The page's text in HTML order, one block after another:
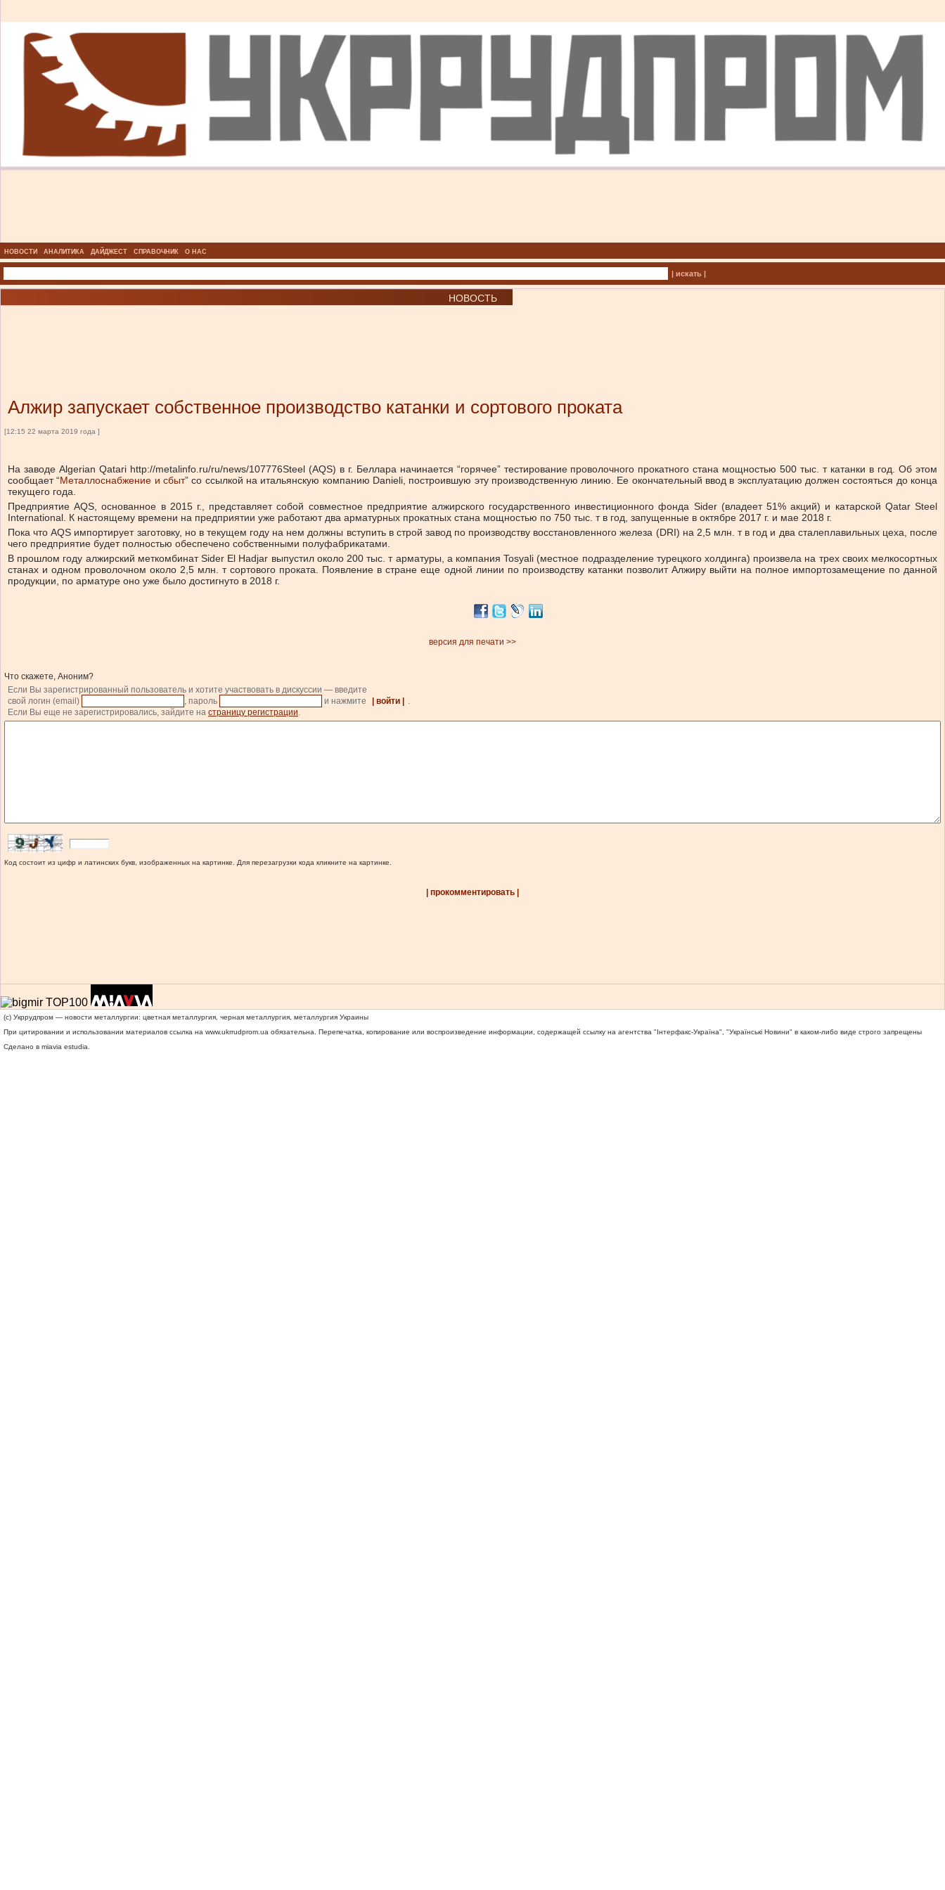
НОВОСТИ АНАЛИТИКА ДАЙДЖЕСТ СПРАВОЧНИК О НАС
| искать |
НОВОСТЬ
Алжир запускает собственное производство катанки и сортового проката
[12:15 22 марта 2019 года ]
На заводе Algerian Qatari http://metalinfo.ru/ru/news/107776Steel (AQS) в г. Беллара начинается “горячее” тестирование проволочного прокатного стана мощностью 500 тыс. т катанки в год. Об этом
сообщает “Металлоснабжение и сбыт” со ссылкой на итальянскую компанию Danieli, построившую эту производственную линию. Ее окончательный ввод в эксплуатацию должен состояться до конца
текущего года.
Предприятие AQS, основанное в 2015 г., представляет собой совместное предприятие алжирского государственного инвестиционного фонда Sider (владеет 51% акций) и катарской Qatar Steel
International. К настоящему времени на предприятии уже работают два арматурных прокатных стана мощностью по 750 тыс. т в год, запущенные в октябре 2017 г. и мае 2018 г.
Пока что AQS импортирует заготовку, но в текущем году на нем должны вступить в строй завод по производству восстановленного железа (DRI) на 2,5 млн. т в год и два сталеплавильных цеха, после
чего предприятие будет полностью обеспечено собственными полуфабрикатами.
В прошлом году алжирский меткомбинат Sider El Hadjar выпустил около 200 тыс. т арматуры, а компания Tosyali (местное подразделение турецкого холдинга) произвела на трех своих мелкосортных
станах и одном проволочном около 2,5 млн. т сортового проката. Появление в стране еще одной линии по производству катанки позволит Алжиру выйти на полное импортозамещение по данной
продукции, по арматуре оно уже было достигнуто в 2018 г.
версия для печати >>
Что скажете, Аноним?
Если Вы зарегистрированный пользователь и хотите участвовать в дискуссии — введите
свой логин (email)
, пароль и нажмите | войти |
.
Если Вы еще не зарегистрировались, зайдите на страницу регистрации.
Код состоит из цифр и латинских букв, изображенных на картинке. Для перезагрузки кода кликните на картинке.
| прокомментировать |
(c) Укррудпром — новости металлургии: цветная металлургия, черная металлургия, металлургия Украины
При цитировании и использовании материалов ссылка на www.ukrrudprom.ua обязательна. Перепечатка, копирование или воспроизведение информации, содержащей ссылку на агентства "Iнтерфакс-Україна", "Українськi Новини" в каком-либо виде строго запрещены
Сделано в miavia estudia.